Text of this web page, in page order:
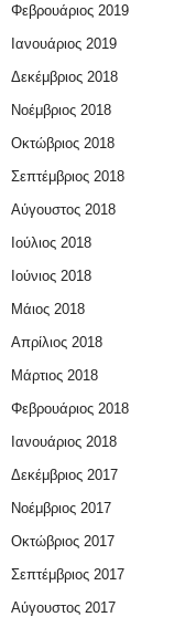
Φεβρουάριος 2019
Ιανουάριος 2019
Δεκέμβριος 2018
Νοέμβριος 2018
Οκτώβριος 2018
Σεπτέμβριος 2018
Αύγουστος 2018
Ιούλιος 2018
Ιούνιος 2018
Μάιος 2018
Απρίλιος 2018
Μάρτιος 2018
Φεβρουάριος 2018
Ιανουάριος 2018
Δεκέμβριος 2017
Νοέμβριος 2017
Οκτώβριος 2017
Σεπτέμβριος 2017
Αύγουστος 2017